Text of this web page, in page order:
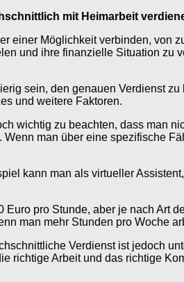
mit Heimarbeit
einer Möglichkeit verbinden, von
und ihre finanzielle Situation zu
sein, den genauen Verdienst
und weitere Faktoren.
wichtig zu beachten, dass man
man über eine spezifische
kann man als virtueller
pro Stunde, aber je nach Art
man mehr Stunden pro Woche
Verdienst ist jedoch
richtige Arbeit und das richtige